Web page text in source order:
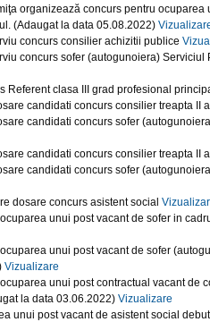
organizează concurs pentru
(Adaugat la data 05.08.2022)
concurs consilier achizitii publice
concurs sofer (autogunoiera)
clasa III grad profesional
candidati concurs consilier treapta II
candidati concurs sofer
candidati concurs consilier treapta II
candidati concurs sofer
dosare concurs asistent social
unui post vacant de sofer in
unui post vacant de sofer
Vizualizare
unui post contractual vacant de
la data 03.06.2022) Vizualizare
unui post vacant de asistent social